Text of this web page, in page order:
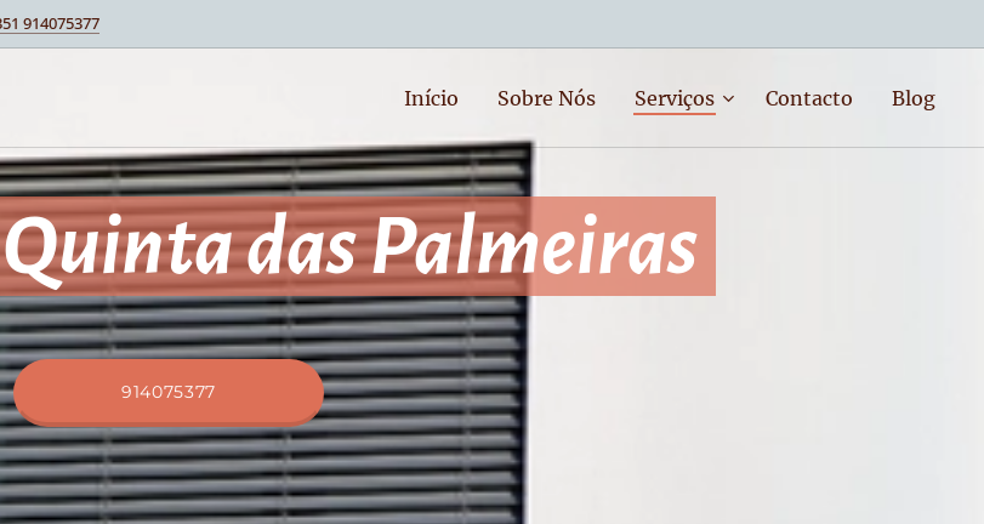
914075377
Início Sobre Nós Serviços Contacto Blog
das Palmeiras
914075377